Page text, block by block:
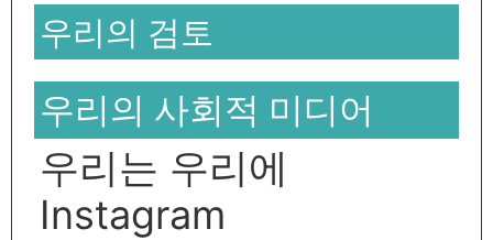
우리의 검토
우리의 사회적 미디어
우리는 우리에
Instagram